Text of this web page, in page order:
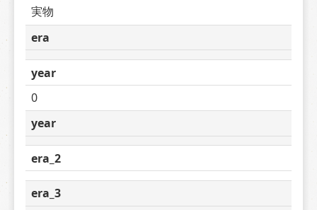
実物
era
year
0
year
era_2
era_3